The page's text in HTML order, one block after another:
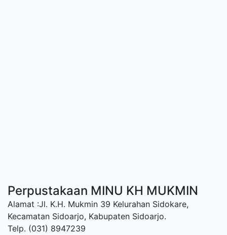
Perpustakaan MINU KH MUKMIN
Alamat :Jl. K.H. Mukmin 39 Kelurahan Sidokare,
Kecamatan Sidoarjo, Kabupaten Sidoarjo.
Telp. (031) 8947239